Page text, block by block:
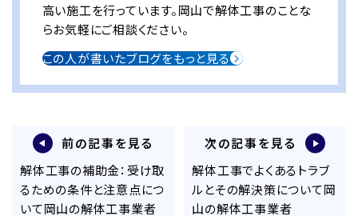
高い施工を行っています。岡山で解体工事のことな
らお気軽にご相談ください。
この人が書いたブログをもっと見る
前の記事を見る
解体工事の補助金：受け取
るための条件と注意点につ
いて岡山の解体工事業者
次の記事を見る
解体工事でよくあるトラブ
ルとその解決策について岡
山の解体工事業者